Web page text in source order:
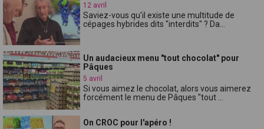
12 avril
Saviez-vous qu'il existe une multitude de
cépages hybrides dits "interdits" ? Da...
Un audacieux menu "tout chocolat" pour
Pâques
5 avril
Si vous aimez le chocolat, alors vous aimerez
forcément le menu de Pâques "tout ...
On CROC pour l'apéro !